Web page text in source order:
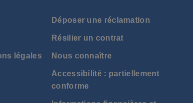
Déposer une réclamation
Résilier un contrat
légales Nous connaître
Accessibilité : partiellement
conforme